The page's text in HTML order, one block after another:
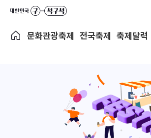
문화관광축제 전국축제 축제달력